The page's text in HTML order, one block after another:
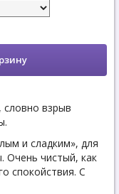
взрыв
и сладким», для
Очень чистый, как
спокойствия. С